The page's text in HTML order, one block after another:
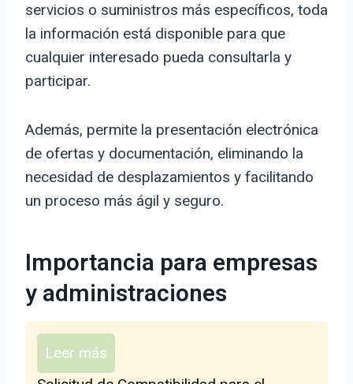
servicios o suministros más específicos, toda
la información está disponible para que
cualquier interesado pueda consultarla y
participar.
Además, permite la presentación electrónica
de ofertas y documentación, eliminando la
necesidad de desplazamientos y facilitando
un proceso más ágil y seguro.
Importancia para empresas
y administraciones
Leer más